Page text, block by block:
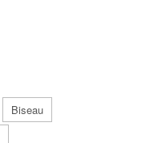
Biseau